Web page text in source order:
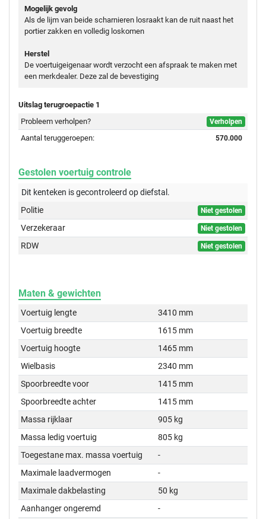
Mogelijk gevolg
Als de lijm van beide scharnieren losraakt kan de ruit naast het
portier zakken en volledig loskomen
Herstel
De voertuigeigenaar wordt verzocht een afspraak te maken met
een merkdealer. Deze zal de bevestiging
Uitslag terugroepactie 1
Probleem verholpen?
Verholpen
Aantal teruggeroepen: 570.000
Gestolen voertuig controle
Dit kenteken is gecontroleerd opdiefstal.
Politie
Niet gestolen
Verzekeraar Niet gestolen
RDW Niet gestolen
Maten & gewichten
Voertuig lengte
3410 mm
Voertuig breedte
1615 mm
Voertuig hoogte
1465 mm
Wielbasis
2340 mm
Spoorbreedte voor
1415 mm
Spoorbreedte achter
1415 mm
Massa rijklaar
905 kg
Massa ledig voertuig
805 kg
Toegestane max. massa voertuig
-
Maximale laadvermogen
-
Maximale dakbelasting
50 kg
Aanhanger ongeremd
-